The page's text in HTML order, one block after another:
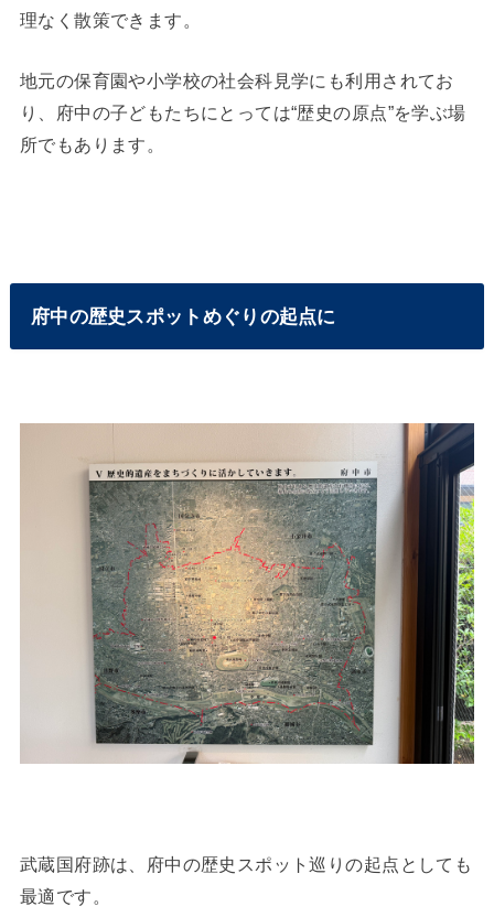
理なく散策できます。
地元の保育園や小学校の社会科見学にも利用されてお
り、府中の子どもたちにとっては“歴史の原点”を学ぶ場
所でもあります。
府中の歴史スポットめぐりの起点に
武蔵国府跡は、府中の歴史スポット巡りの起点としても
最適です。